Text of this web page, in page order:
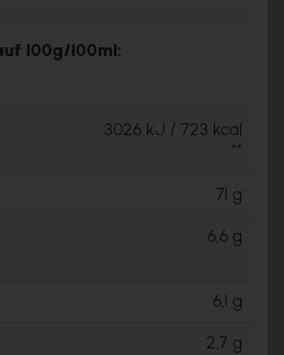
100g/100ml:
3026 kJ / 723 kcal
**
71 g
6,6 g
6,1 g
2,7 g